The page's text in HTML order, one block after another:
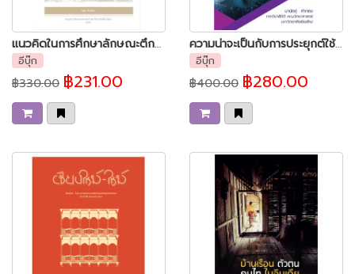
แนวคิดในการศึกษาลักษณะตึกแถวล้านนาไทย
อีบุ๊ก
฿330.00 ฿231.00
ความน่าจะเป็นกับการประยุกต์ใช้ในการอนุมานเชิงสถิติ
อีบุ๊ก
฿400.00 ฿280.00